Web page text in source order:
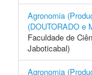
Agronomia
(DOUTORADO e
Faculdade de
Jaboticabal)
Agronomia